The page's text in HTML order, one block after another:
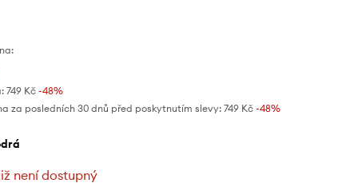
749 Kč-48%
za posledních 30 dnů před poskytnutím slevy: 749 Kč -48%
není dostupný